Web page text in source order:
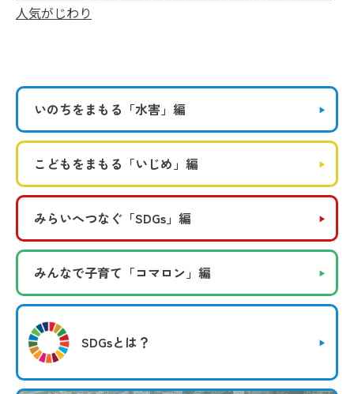
人気がじわり
いのちをまもる 「水害」編
こどもをまもる 「いじめ」編
みらいへつなぐ 「SDGs」編
みんなで子育て 「コマロン」編
SDGsとは？